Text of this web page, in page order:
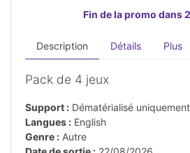
Fin de la promo dans
Description Détails Plus
Pack de 4 jeux
Support : Dématérialisé uniquement
Langues : English
Genre : Autre